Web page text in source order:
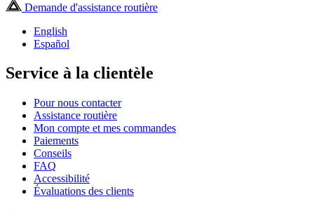
Demande d'assistance routière
English
Español
Service à la clientèle
Pour nous contacter
Assistance routière
Mon compte et mes commandes
Paiements
Conseils
FAQ
Accessibilité
Évaluations des clients